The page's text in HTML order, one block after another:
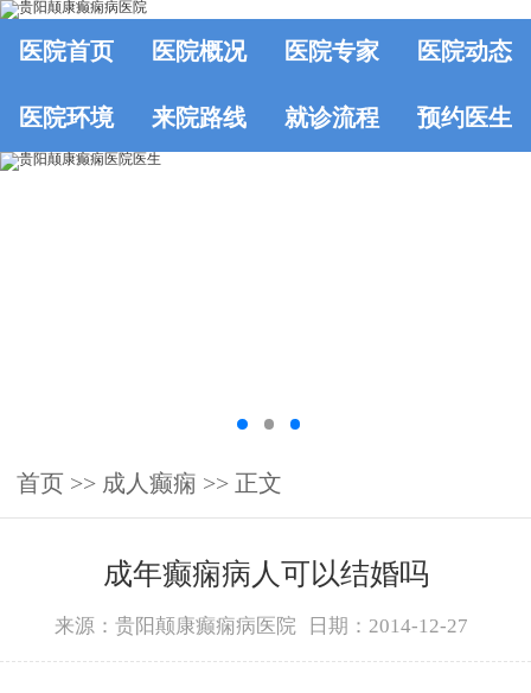
医院首页 医院概况 医院专家 医院动态
医院环境 来院路线 就诊流程 预约医生
首页 >> 成人癫痫 >> 正文
成年癫痫病人可以结婚吗
来源：贵阳颠康癫痫病医院 日期：2014-12-27